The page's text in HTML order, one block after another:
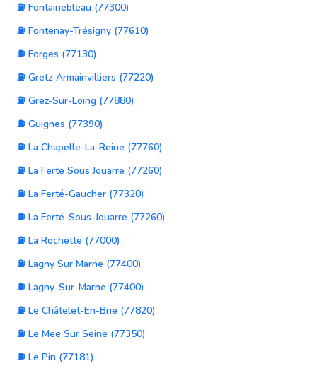
⛽ Fontainebleau (77300)
⛽ Fontenay-Trésigny (77610)
⛽ Forges (77130)
⛽ Gretz-Armainvilliers (77220)
⛽ Grez-Sur-Loing (77880)
⛽ Guignes (77390)
⛽ La Chapelle-La-Reine (77760)
⛽ La Ferte Sous Jouarre (77260)
⛽ La Ferté-Gaucher (77320)
⛽ La Ferté-Sous-Jouarre (77260)
⛽ La Rochette (77000)
⛽ Lagny Sur Marne (77400)
⛽ Lagny-Sur-Marne (77400)
⛽ Le Châtelet-En-Brie (77820)
⛽ Le Mee Sur Seine (77350)
⛽ Le Pin (77181)